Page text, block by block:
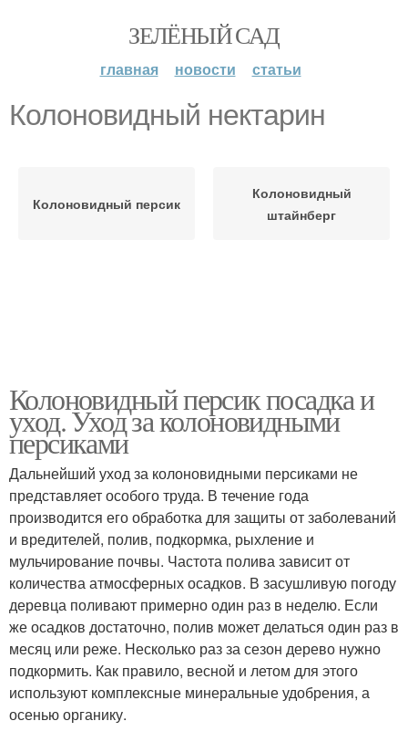
ЗЕЛЁНЫЙ САД
главная новости статьи
Колоновидный нектарин
Колоновидный персик
Колоновидный
штайнберг
Колоновидный персик посадка и
уход. Уход за колоновидными
персиками
Дальнейший уход за колоновидными персиками не
представляет особого труда. В течение года
производится его обработка для защиты от заболеваний
и вредителей, полив, подкормка, рыхление и
мульчирование почвы. Частота полива зависит от
количества атмосферных осадков. В засушливую погоду
деревца поливают примерно один раз в неделю. Если
же осадков достаточно, полив может делаться один раз в
месяц или реже. Несколько раз за сезон дерево нужно
подкормить. Как правило, весной и летом для этого
используют комплексные минеральные удобрения, а
осенью органику.